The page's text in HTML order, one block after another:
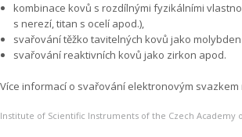
kombinace kovů s rozdílnými fyzikálními
s nerezí, titan s ocelí apod.),
svařování těžko tavitelných kovů jako
svařování reaktivních kovů jako zirkon apod.
Více informací o svařování elektronovým svazkem
Institute of Scientific Instruments of the Czech Academy